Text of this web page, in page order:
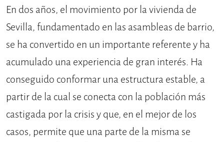
En dos años, el movimiento por la vivienda de
Sevilla, fundamentado en las asambleas de barrio,
se ha convertido en un importante referente y ha
acumulado una experiencia de gran interés. Ha
conseguido conformar una estructura estable, a
partir de la cual se conecta con la población más
castigada por la crisis y que, en el mejor de los
casos, permite que una parte de la misma se